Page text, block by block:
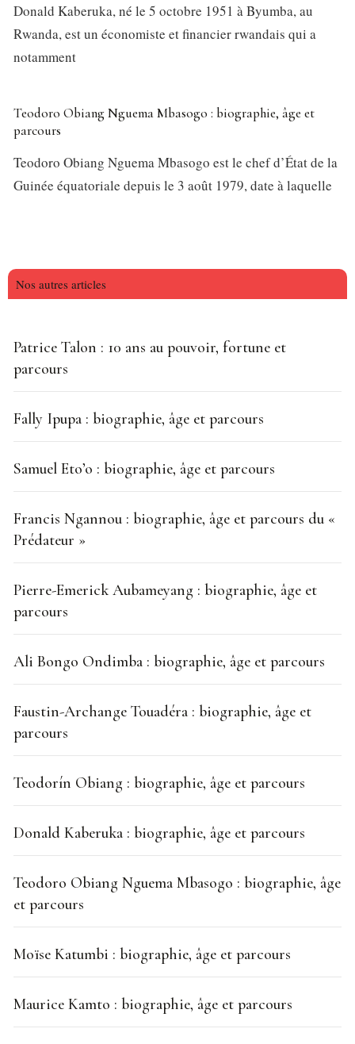
Donald Kaberuka, né le 5 octobre 1951 à Byumba, au
Rwanda, est un économiste et financier rwandais qui a
notamment
Teodoro Obiang Nguema Mbasogo : biographie, âge et
parcours
Teodoro Obiang Nguema Mbasogo est le chef d’État de la
Guinée équatoriale depuis le 3 août 1979, date à laquelle
Nos autres articles
Patrice Talon : 10 ans au pouvoir, fortune et
parcours
Fally Ipupa : biographie, âge et parcours
Samuel Eto’o : biographie, âge et parcours
Francis Ngannou : biographie, âge et parcours du «
Prédateur »
Pierre-Emerick Aubameyang : biographie, âge et
parcours
Ali Bongo Ondimba : biographie, âge et parcours
Faustin-Archange Touadéra : biographie, âge et
parcours
Teodorín Obiang : biographie, âge et parcours
Donald Kaberuka : biographie, âge et parcours
Teodoro Obiang Nguema Mbasogo : biographie, âge
et parcours
Moïse Katumbi : biographie, âge et parcours
Maurice Kamto : biographie, âge et parcours